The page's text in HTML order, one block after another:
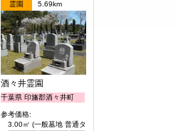
霊園 5.69km
酒々井霊園
千葉県 印旛郡酒々井町
参考価格:
3.00㎡ (一般墓地 普通タイプ) 25万円より